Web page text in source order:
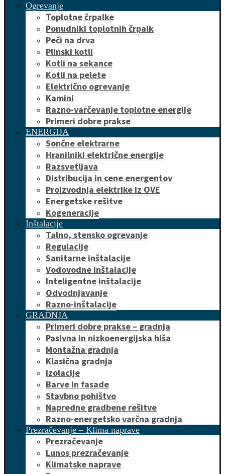
Ogrevanje
Toplotne črpalke
Ponudniki toplotnih črpalk
Peči na drva
Plinski kotli
Kotli na sekance
Kotli na pelete
Električno ogrevanje
Kamini
Razno-varčevanje toplotne energije
Primeri dobre prakse
ENERGIJA
Sončne elektrarne
Hranilniki električne energije
Razsvetljava
Distribucija in cene energentov
Proizvodnja elektrike iz OVE
Energetske rešitve
Kogeneracije
Inštalacije
Talno, stensko ogrevanje
Regulacije
Sanitarne inštalacije
Vodovodne inštalacije
Inteligentne inštalacije
Odvodnjavanje
Razno-inštalacije
GRADNJA
Primeri dobre prakse – gradnja
Pasivna in nizkoenergijska hiša
Montažna gradnja
Klasična gradnja
Izolacije
Barve in fasade
Stavbno pohištvo
Napredne gradbene rešitve
Razno-energetsko varčna gradnja
Prezračevanje – Klima naprave
Prezračevanje
Lunos prezračevanje
Klimatske naprave